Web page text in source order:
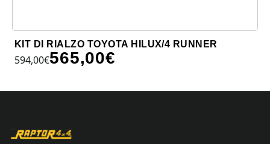
KIT DI RIALZO TOYOTA HILUX/4 RUNNER
594,00€565,00€